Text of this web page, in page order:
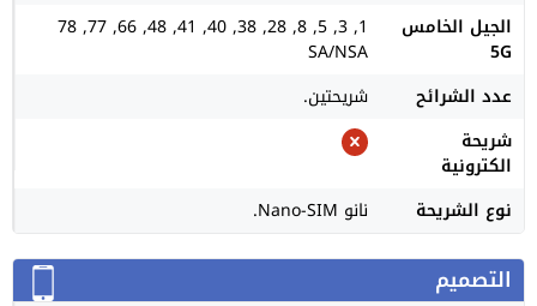
الجيل الخامس
5G
1, 3, 5, 8, 28, 38, 40, 41, 48, 66, 77, 78
SA/NSA
عدد الشرائح
شريحتين.
شريحة
الكترونية
نوع الشريحة
نانو Nano-SIM.
التصميم